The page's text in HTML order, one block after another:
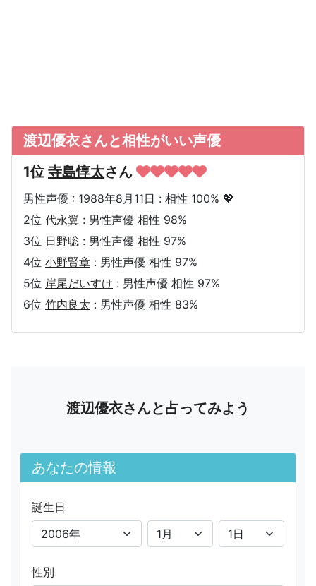
渡辺優衣さんと相性がいい声優
1位 寺島惇太さん
男性声優 : 1988年8月11日 : 相性 100% 💖
2位 代永翼 : 男性声優 相性 98%
3位 日野聡 : 男性声優 相性 97%
4位 小野賢章 : 男性声優 相性 97%
5位 岸尾だいすけ : 男性声優 相性 97%
6位 竹内良太 : 男性声優 相性 83%
渡辺優衣さんと占ってみよう
あなたの情報
誕生日
性別